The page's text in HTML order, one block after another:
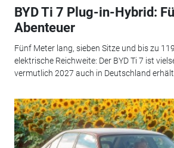
BYD Ti 7 Plug-in-Hybrid:
Abenteuer
Fünf Meter lang, sieben Sitze und bis zu
elektrische Reichweite: Der BYD Ti 7 ist
vermutlich 2027 auch in Deutschland